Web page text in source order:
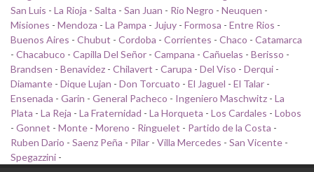
San Luis - La Rioja - Salta - San Juan - Rio Negro - Neuquen -
Misiones - Mendoza - La Pampa - Jujuy - Formosa - Entre Rios -
Buenos Aires - Chubut - Cordoba - Corrientes - Chaco - Catamarca
- Chacabuco - Capilla Del Señor - Campana - Cañuelas - Berisso -
Brandsen - Benavidez - Chilavert - Carupa - Del Viso - Derqui -
Diamante - Dique Lujan - Don Torcuato - El Jaguel - El Talar -
Ensenada - Garin - General Pacheco - Ingeniero Maschwitz - La
Plata - La Reja - La Fraternidad - La Horqueta - Los Cardales - Lobos
- Gonnet - Monte - Moreno - Ringuelet - Partido de la Costa -
Ruben Dario - Saenz Peña - Pilar - Villa Mercedes - San Vicente -
Spegazzini -